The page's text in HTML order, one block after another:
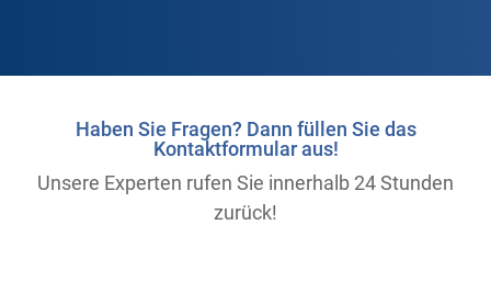
Haben Sie Fragen? Dann füllen Sie das
Kontaktformular aus!
Unsere Experten rufen Sie innerhalb 24 Stunden
zurück!